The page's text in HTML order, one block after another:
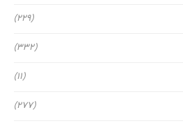
(229)
(332)
(11)
(277)